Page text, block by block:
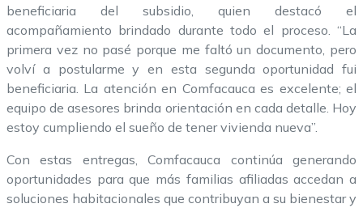
beneficiaria del subsidio, quien destacó el
acompañamiento brindado durante todo el proceso. “La
primera vez no pasé porque me faltó un documento, pero
volví a postularme y en esta segunda oportunidad fui
beneficiaria. La atención en Comfacauca es excelente; el
equipo de asesores brinda orientación en cada detalle. Hoy
estoy cumpliendo el sueño de tener vivienda nueva”.
Con estas entregas, Comfacauca continúa generando
oportunidades para que más familias afiliadas accedan a
soluciones habitacionales que contribuyan a su bienestar y